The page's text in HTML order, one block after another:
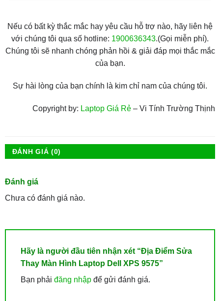
Nếu có bất kỳ thắc mắc hay yêu cầu hỗ trợ nào, hãy liên hệ
với chúng tôi qua số hotline: 1900636343.(Gọi miễn phí).
Chúng tôi sẽ nhanh chóng phản hồi & giải đáp mọi thắc mắc
của bạn.
Sự hài lòng của bạn chính là kim chỉ nam của chúng tôi.
Copyright by: Laptop Giá Rẻ – Vi Tính Trường Thịnh
ĐÁNH GIÁ (0)
Đánh giá
Chưa có đánh giá nào.
Hãy là người đầu tiên nhận xét “Địa Điểm Sửa
Thay Màn Hình Laptop Dell XPS 9575”
Bạn phải đăng nhậpđể gửi đánh giá.